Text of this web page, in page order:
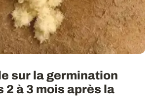
sur la germination
2 à 3 mois après la